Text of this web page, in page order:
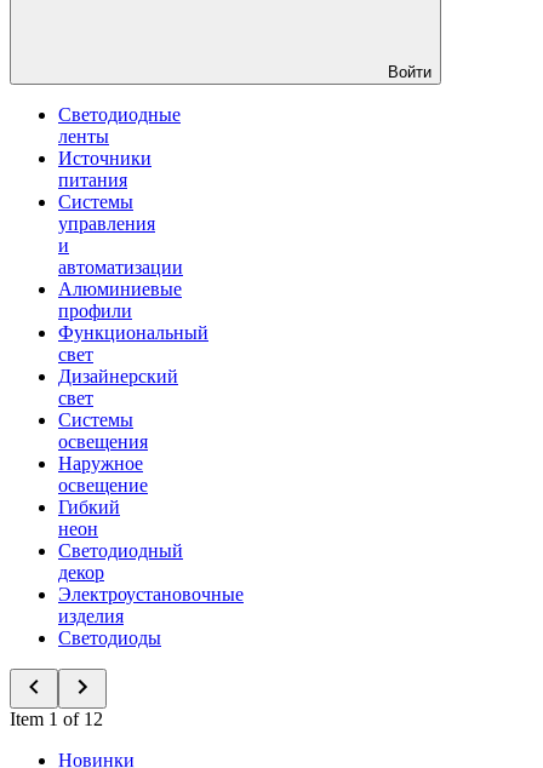
Войти
Светодиодные
ленты
Источники
питания
Системы
управления
и
автоматизации
Алюминиевые
профили
Функциональный
свет
Дизайнерский
свет
Системы
освещения
Наружное
освещение
Гибкий
неон
Светодиодный
декор
Электроустановочные
изделия
Светодиоды
Item 1 of 12
Новинки